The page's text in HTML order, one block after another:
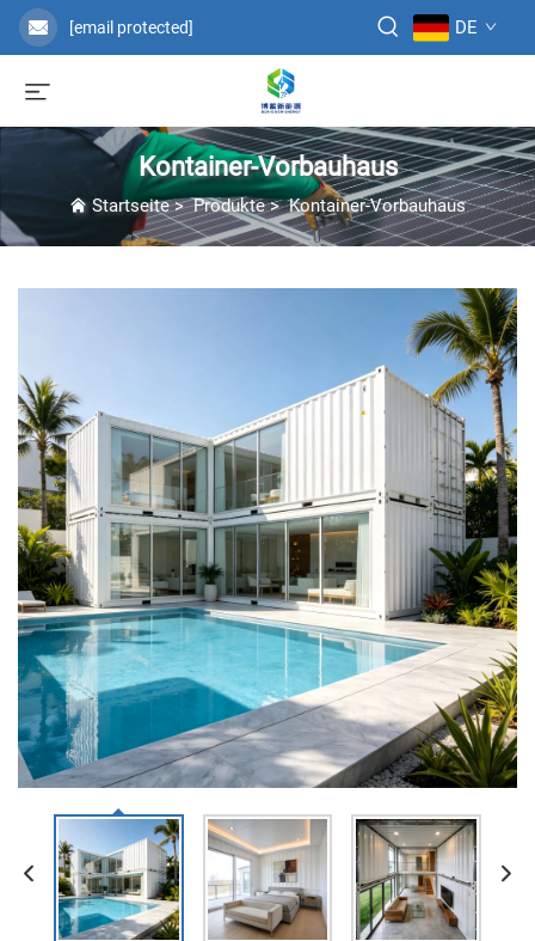
[email protected] DE
Kontainer-Vorbauhaus
Startseite>Produkte>Kontainer-Vorbauhaus